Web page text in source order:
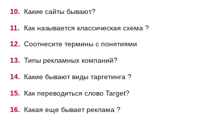
Какие сайты бывают?
Как называется классическая схема ?
Соотнесите термины с понятиями
Типы рекламных компаний?
Какие бывают виды таргетинга ?
Как переводиться слово Target?
Какая еще бывает реклама ?